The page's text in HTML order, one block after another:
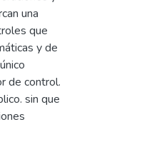
una
que
y de
de control.
sin que